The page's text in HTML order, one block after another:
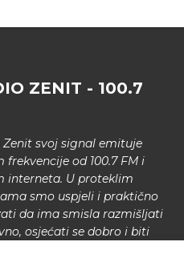
ZENIT - 100.7
Zenit svoj signal emituje
frekvencije od 100.7 FM i
interneta. U proteklim
smo uspjeli i praktično
da ima smisla razmišljati
osjećati se dobro i biti